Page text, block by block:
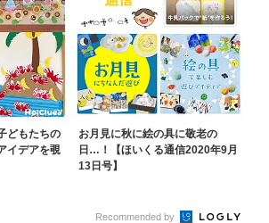
どもたちの
イデアを覗
お月見に秋に絵の具に敬老の
日…！【ほいくる通信2020年9月
13日号】
Recommended by